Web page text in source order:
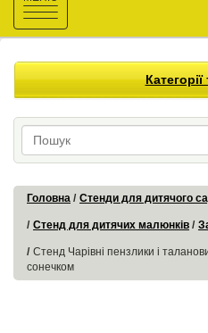
Toggle
navigation
Головна Стенди для дитячого
Стенд для дитячих малюнків
Стенд Чарівні пензлики і
сонечком